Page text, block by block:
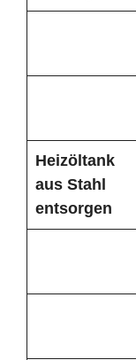
Heizöltank
aus Stahl
entsorgen